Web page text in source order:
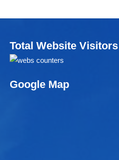
Total Website Visitors
Google Map